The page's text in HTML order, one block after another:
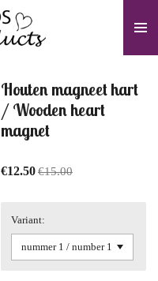
Houten magneet hart
/ Wooden heart
magnet
€12.50€15.00
Variant: